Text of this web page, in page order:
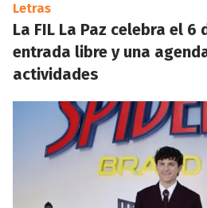
Letras
La FIL La Paz celebra el 6
entrada libre y una
actividades